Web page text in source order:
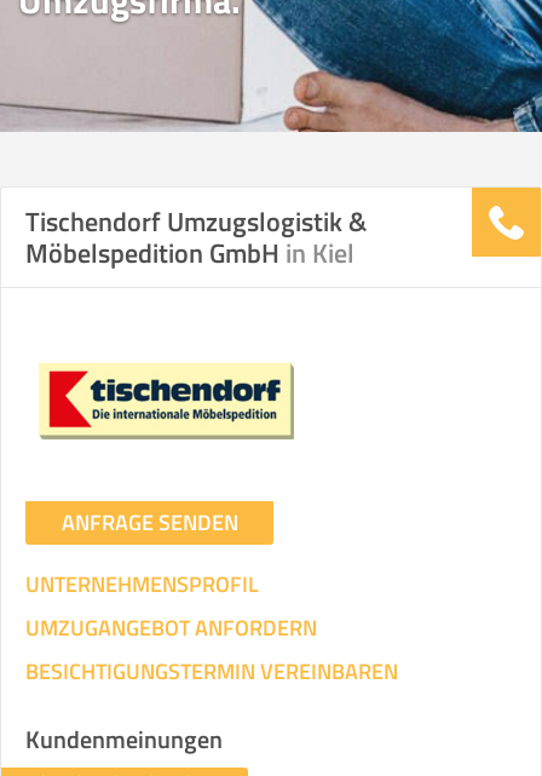
Tischendorf Umzugslogistik &
Möbelspedition GmbH in Kiel
ANFRAGE SENDEN
UNTERNEHMENSPROFIL
UMZUGANGEBOT ANFORDERN
BESICHTIGUNGSTERMIN VEREINBAREN
Kundenmeinungen